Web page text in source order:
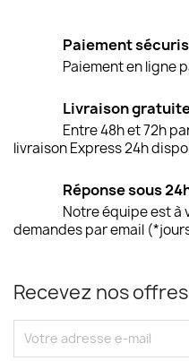
Paiement
Paiement en ligne
Livraison
Entre 48h et 72h
livraison Express 24h
Réponse sous
Notre équipe est à
demandes par email
Recevez nos